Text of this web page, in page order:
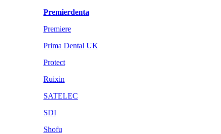
Premierdenta
Premiere
Prima Dental UK
Protect
Ruixin
SATELEC
SDI
Shofu